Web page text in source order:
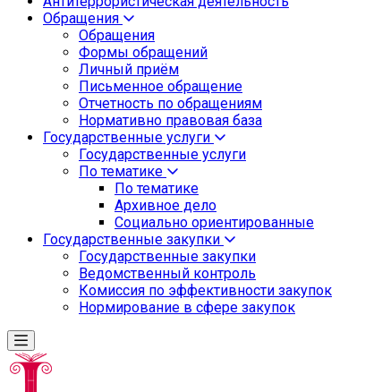
Обращения
Обращения
Формы обращений
Личный приём
Письменное обращение
Отчетность по обращениям
Нормативно правовая база
Государственные услуги
Государственные услуги
По тематике
По тематике
Архивное дело
Социально ориентированные
Государственные закупки
Государственные закупки
Ведомственный контроль
Комиссия по эффективности закупок
Нормирование в сфере закупок